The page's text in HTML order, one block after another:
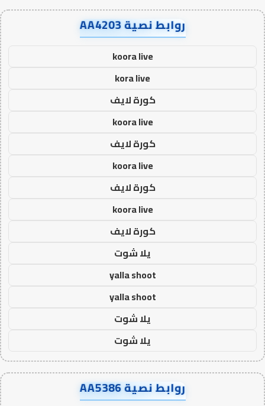
روابط نصية AA4203
koora live
kora live
كورة لايف
koora live
كورة لايف
koora live
كورة لايف
koora live
كورة لايف
يلا شوت
yalla shoot
yalla shoot
يلا شوت
يلا شوت
روابط نصية AA5386